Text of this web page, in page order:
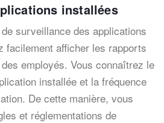
installées
surveillance des applications
facilement afficher les rapports
employés. Vous connaîtrez le
installée et la fréquence
De cette manière, vous
et réglementations de